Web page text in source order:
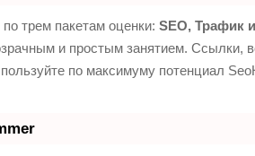
трем пакетам оценки: SEO, Трафик
и простым занятием. Ссылки,
по максимуму потенциал